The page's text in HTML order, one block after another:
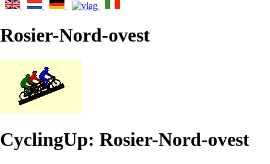
Rosier-Nord-ovest
CyclingUp: Rosier-Nord-ovest